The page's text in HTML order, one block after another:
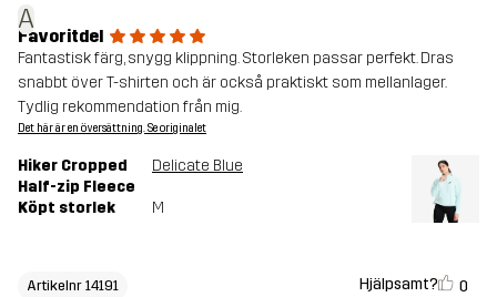
A
Favoritdel
Fantastisk färg, snygg klippning. Storleken passar perfekt. Dras
snabbt över T-shirten och är också praktiskt som mellanlager.
Tydlig rekommendation från mig.
Det här är en översättning. Se originalet
Hiker Cropped
Half-zip Fleece
Delicate Blue
Köpt storlek M
Artikelnr 14191 Hjälpsamt? 0